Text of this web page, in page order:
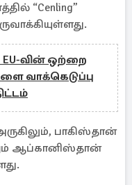
“Cenling”
EU-வின் ஒற்றை
வாக்கெடுப்பு
பாகிஸ்தான்
ஆப்கானிஸ்தான்